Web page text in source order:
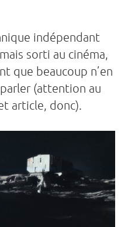
indépendant
sorti au cinéma,
que beaucoup n’en
(attention au
article, donc).